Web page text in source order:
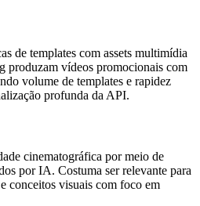
de templates com assets multimídia
produzam vídeos promocionais com
volume de templates e rapidez
profunda da API.
cinematográfica por meio de
por IA. Costuma ser relevante para
conceitos visuais com foco em